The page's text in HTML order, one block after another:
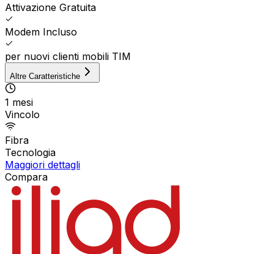
Attivazione Gratuita
Modem Incluso
per nuovi clienti mobili TIM
Altre Caratteristiche
1 mesi
Vincolo
Fibra
Tecnologia
Maggiori dettagli
Compara